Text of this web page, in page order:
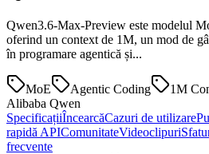
Qwen3.6-Max-Preview este modelul
oferind un context de 1M, un mod de
în programare agentică și...
MoE Agentic Coding 1M
Alibaba Qwen
SpecificațiiÎncearcăCazuri de utilizare
rapidă APIComunitateVideoclipuri
frecvente